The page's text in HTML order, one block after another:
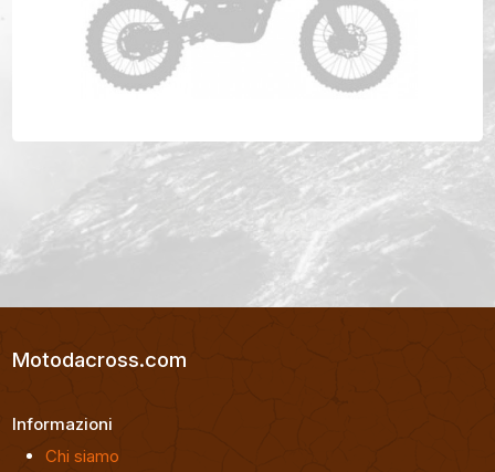
Motodacross.com
Informazioni
Chi siamo